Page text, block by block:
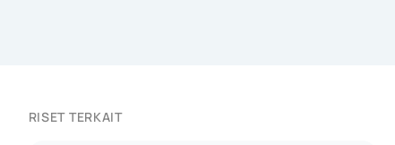
RISET TERKAIT